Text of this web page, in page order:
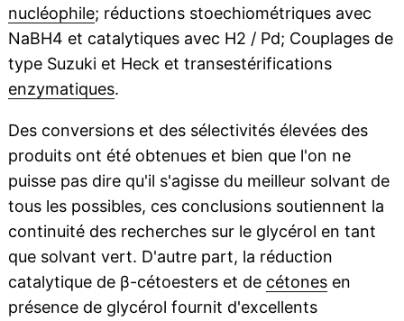
nucléophile; réductions stoechiométriques avec
NaBH4 et catalytiques avec H2 / Pd; Couplages de
type Suzuki et Heck et transestérifications
enzymatiques.
Des conversions et des sélectivités élevées des
produits ont été obtenues et bien que l'on ne
puisse pas dire qu'il s'agisse du meilleur solvant de
tous les possibles, ces conclusions soutiennent la
continuité des recherches sur le glycérol en tant
que solvant vert. D'autre part, la réduction
catalytique de β-cétoesters et de cétonesen
présence de glycérol fournit d'excellents